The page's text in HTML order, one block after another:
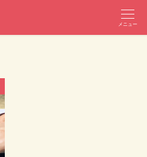
メニュー